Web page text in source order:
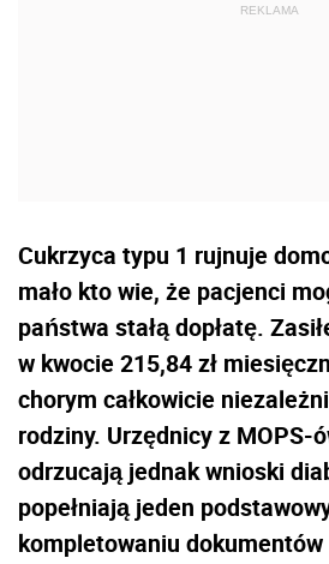
Cukrzyca typu 1 rujnuje
mało kto wie, że pacjenci
państwa stałą dopłatę.
w kwocie 215,84 zł
chorym całkowicie
rodziny. Urzędnicy z MOPS-
odrzucają jednak wnioski
popełniają jeden
kompletowaniu